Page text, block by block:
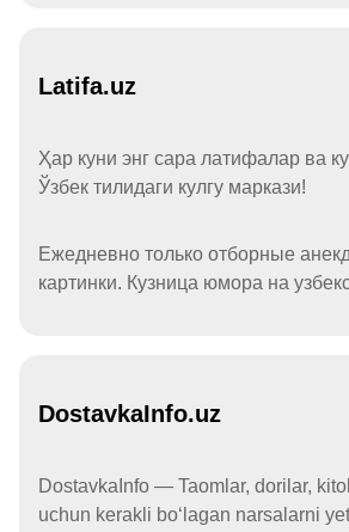
Latifa.uz
Ҳар куни энг сара латифалар ва
Ўзбек тилидаги кулгу маркази!
Ежедневно только отборные
картинки. Кузница юмора на
DostavkaInfo.uz
DostavkaInfo — Taomlar, dorilar,
uchun kerakli boʻlagan narsalarni